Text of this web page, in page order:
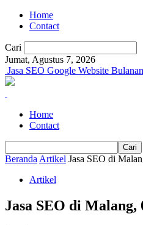
Home
Contact
Cari
Jumat, Agustus 7, 2026
Jasa SEO Google Website
Home
Contact
Beranda Artikel Jasa SEO di
Artikel
Jasa SEO di Malang,